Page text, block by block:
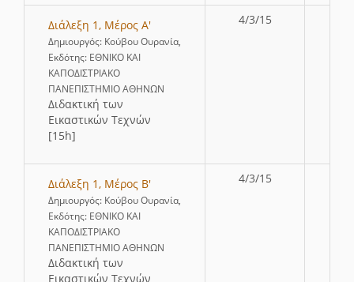
Διάλεξη 1, Μέρος Α'
Δημιουργός: Κούβου Ουρανία,
Εκδότης: ΕΘΝΙΚΟ ΚΑΙ
ΚΑΠΟΔΙΣΤΡΙΑΚΟ
ΠΑΝΕΠΙΣΤΗΜΙΟ ΑΘΗΝΩΝ
∆ιδακτική των
Εικαστικών Τεχνών
[15h]
4/3/15
Διάλεξη 1, Μέρος B'
Δημιουργός: Κούβου Ουρανία,
Εκδότης: ΕΘΝΙΚΟ ΚΑΙ
ΚΑΠΟΔΙΣΤΡΙΑΚΟ
ΠΑΝΕΠΙΣΤΗΜΙΟ ΑΘΗΝΩΝ
∆ιδακτική των
Εικαστικών Τεχνών
4/3/15